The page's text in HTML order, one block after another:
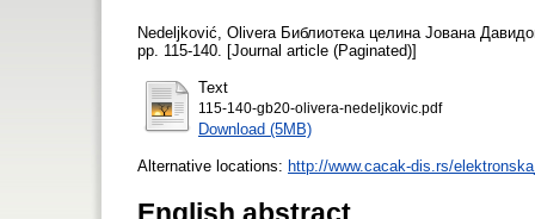
Nedeljković, Olivera Библиотека целина Јована
pp. 115-140. [Journal article (Paginated)]
Text
115-140-gb20-olivera-nedeljkovic.pdf
Download (5MB)
Alternative locations: http://www.cacak-dis.rs/
English abstract